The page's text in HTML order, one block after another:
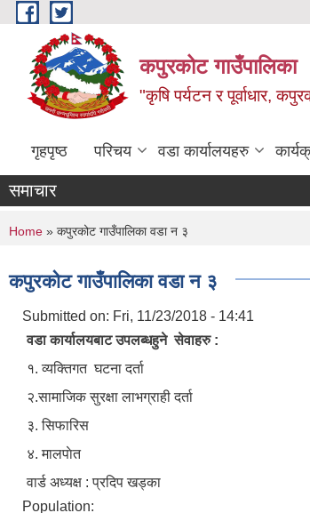
Skip to main content
कपुरकोट गाउँपालिका
"कृषि पर्यटन र पूर्वाधार,
गृहपृष्ठ परिचय वडा कार्यालयहरु
समाचार
You are here
Home » कपुरकोट गाउँपालिका वडा न‌‍ ३
कपुरकोट गाउँपालिका वडा न‌‍ ३
Submitted on: Fri, 11/23/2018 - 14:41
वडा कार्यालयबाट उपलब्धहुने सेवाहरु :
१. व्यक्तिगत घटना दर्ता
२.सामाजिक सुरक्षा लाभग्राही दर्ता
३. सिफारिस
४. मालपाेत
वार्ड अध्यक्ष : प्रदिप खड्का
Population: